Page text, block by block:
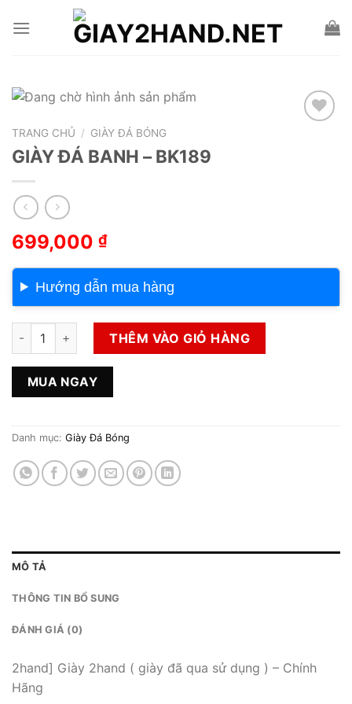
TRANG CHỦ / GIÀY ĐÁ BÓNG
GIÀY ĐÁ BANH – BK189
699,000 ₫
Hướng dẫn mua hàng
GIÀY ĐÁ BANH – BK189 số lượng
THÊM VÀO GIỎ HÀNG
MUA NGAY
Danh mục: Giày Đá Bóng
MÔ TẢ
THÔNG TIN BỔ SUNG
ĐÁNH GIÁ (0)
2hand] Giày 2hand ( giày đã qua sử dụng ) – Chính
Hãng